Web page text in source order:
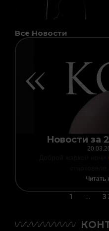
Все Новости
Новости за
Читать
1 …